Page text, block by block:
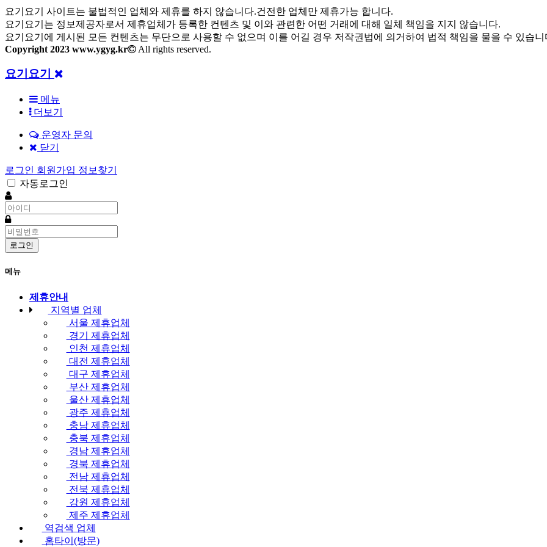
요기요기 사이트는 불법적인 업체와 제휴를 하지 않습니다.건전한 업체만 제휴가능 합니다.
요기요기는 정보제공자로서 제휴업체가 등록한 컨텐츠 및 이와 관련한 어떤 거래에 대해 일체 책임을 지지 않습니다.
요기요기에 게시된 모든 컨텐츠는 무단으로 사용할 수 없으며 이를 어길 경우 저작권법에 의거하여 법적 책임을 물을 수 있습니
Copyright 2023 www.ygyg.kr
All rights reserved.
요기요기
메뉴
더보기
운영자 문의
닫기
로그인 회원가입 정보찾기
자동로그인
아
이
디
필
수
비
밀
번
필
로그인
메뉴
제휴안내
지역별 업체
서울 제휴업체
경기 제휴업체
인천 제휴업체
대전 제휴업체
대구 제휴업체
부산 제휴업체
울산 제휴업체
광주 제휴업체
충남 제휴업체
충북 제휴업체
경남 제휴업체
경북 제휴업체
전남 제휴업체
전북 제휴업체
강원 제휴업체
제주 제휴업체
역검색 업체
홈타이(방문)